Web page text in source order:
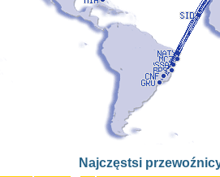
Najczęstsi